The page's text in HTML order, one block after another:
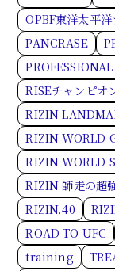
OPBF東洋太平
PANCRASE
RISEチャンピオ
RIZIN
RIZIN WORLD
RIZIN WORLD
RIZIN 師走の超
RIZIN.40
ROAD TO UFC
training